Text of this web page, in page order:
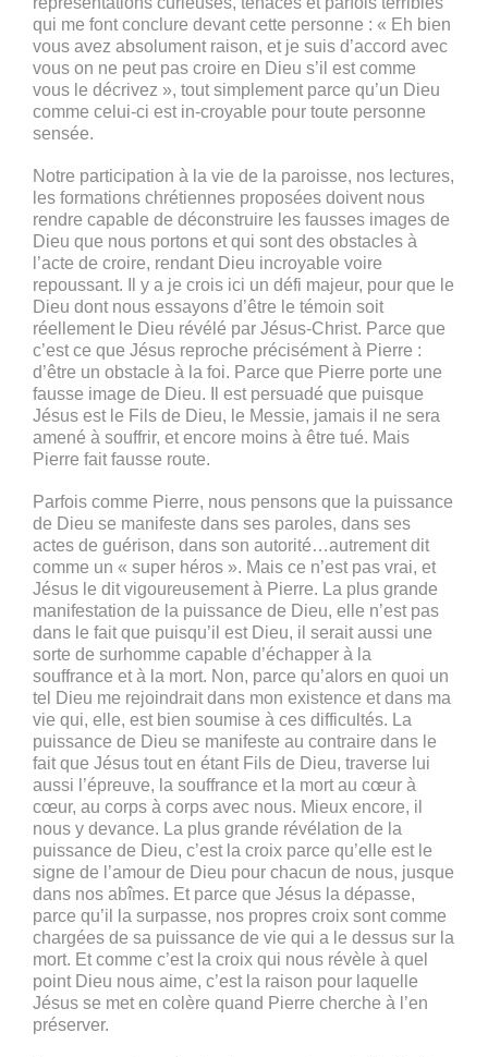
qui me font conclure devant cette personne : « Eh bien
vous avez absolument raison, et je suis d’accord avec
vous on ne peut pas croire en Dieu s’il est comme
vous le décrivez », tout simplement parce qu’un Dieu
comme celui-ci est in-croyable pour toute personne
sensée.
Notre participation à la vie de la paroisse, nos lectures,
les formations chrétiennes proposées doivent nous
rendre capable de déconstruire les fausses images de
Dieu que nous portons et qui sont des obstacles à
l’acte de croire, rendant Dieu incroyable voire
repoussant. Il y a je crois ici un défi majeur, pour que le
Dieu dont nous essayons d’être le témoin soit
réellement le Dieu révélé par Jésus-Christ. Parce que
c’est ce que Jésus reproche précisément à Pierre :
d’être un obstacle à la foi. Parce que Pierre porte une
fausse image de Dieu. Il est persuadé que puisque
Jésus est le Fils de Dieu, le Messie, jamais il ne sera
amené à souffrir, et encore moins à être tué. Mais
Pierre fait fausse route.
Parfois comme Pierre, nous pensons que la puissance
de Dieu se manifeste dans ses paroles, dans ses
actes de guérison, dans son autorité…autrement dit
comme un « super héros ». Mais ce n’est pas vrai, et
Jésus le dit vigoureusement à Pierre. La plus grande
manifestation de la puissance de Dieu, elle n’est pas
dans le fait que puisqu’il est Dieu, il serait aussi une
sorte de surhomme capable d’échapper à la
souffrance et à la mort. Non, parce qu’alors en quoi un
tel Dieu me rejoindrait dans mon existence et dans ma
vie qui, elle, est bien soumise à ces difficultés. La
puissance de Dieu se manifeste au contraire dans le
fait que Jésus tout en étant Fils de Dieu, traverse lui
aussi l’épreuve, la souffrance et la mort au cœur à
cœur, au corps à corps avec nous. Mieux encore, il
nous y devance. La plus grande révélation de la
puissance de Dieu, c’est la croix parce qu’elle est le
signe de l’amour de Dieu pour chacun de nous, jusque
dans nos abîmes. Et parce que Jésus la dépasse,
parce qu’il la surpasse, nos propres croix sont comme
chargées de sa puissance de vie qui a le dessus sur la
mort. Et comme c’est la croix qui nous révèle à quel
point Dieu nous aime, c’est la raison pour laquelle
Jésus se met en colère quand Pierre cherche à l’en
préserver.